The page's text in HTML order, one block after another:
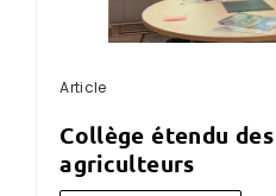
Article
collège étendu des élus et des
agriculteurs